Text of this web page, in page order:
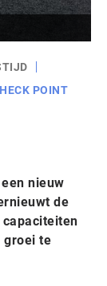
POINT
nieuw
de
groei te